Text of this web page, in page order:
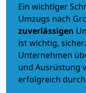
Ein wichtiger
Umzugs nach
zuverlässigen
ist wichtig,
Unternehmen
und Ausrüstung
erfolgreich